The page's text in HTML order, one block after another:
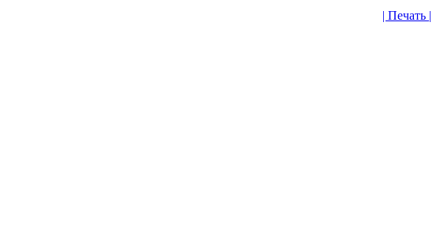
| Печать |